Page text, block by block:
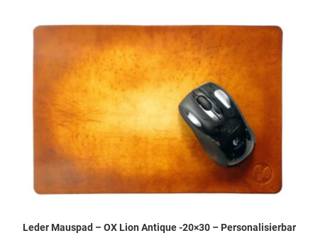
Leder Mauspad – OX Lion Antique -20×30 – Personalisierbar